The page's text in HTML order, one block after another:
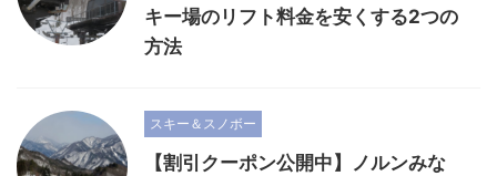
キー場のリフト料金を安くする2つの
方法
スキー＆スノボー
【割引クーポン公開中】ノルンみな